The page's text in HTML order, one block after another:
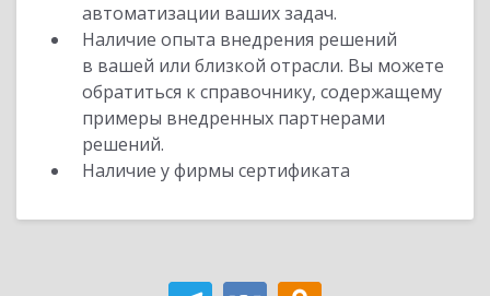
автоматизации ваших задач.
Наличие опыта внедрения решений
в вашей или близкой отрасли. Вы можете
обратиться к справочнику, содержащему
примеры внедренных партнерами
решений.
Наличие у фирмы сертификата